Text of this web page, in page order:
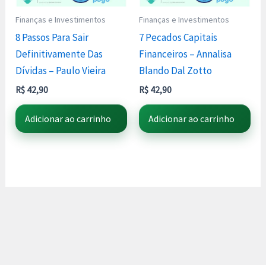
Finanças e Investimentos
8 Passos Para Sair
Definitivamente Das
Dívidas – Paulo Vieira
R$ 42,90
Adicionar ao carrinho
Finanças e Investimentos
7 Pecados Capitais
Financeiros – Annalisa
Blando Dal Zotto
R$ 42,90
Adicionar ao carrinho